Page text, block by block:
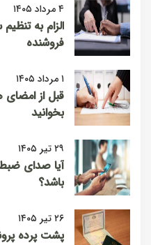
۴ مرداد ۱۴۰۵
الزام به
فروشنده
۱ مرداد ۱۴۰۵
قبل از امضای
بخوانید
۲۹ تیر ۱۴۰۵
آیا صدای
باشد؟
۲۶ تیر ۱۴۰۵
پشت پرده